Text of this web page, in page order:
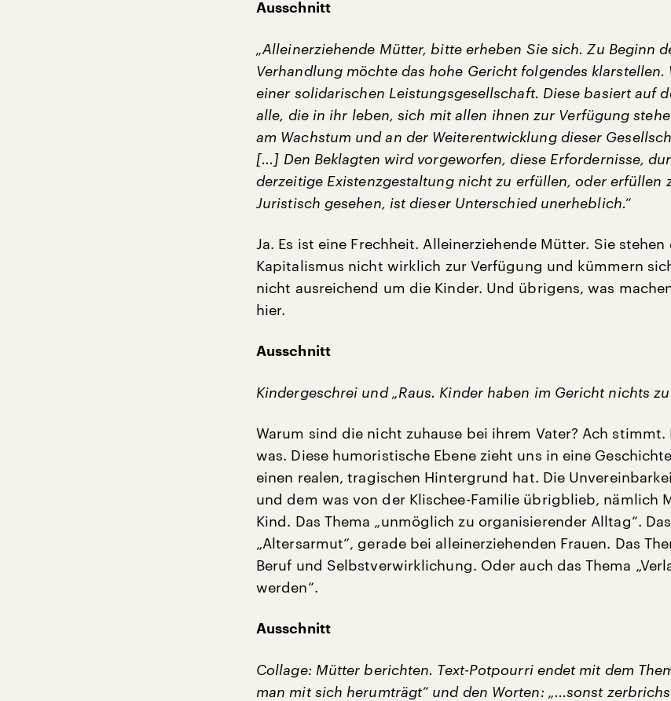
Ausschnitt
„Alleinerziehende Mütter, bitte erheben Sie sich. Zu Beginn
Verhandlung möchte das hohe Gericht folgendes klarstellen.
einer solidarischen Leistungsgesellschaft. Diese basiert auf
alle, die in ihr leben, sich mit allen ihnen zur Verfügung
am Wachstum und an der Weiterentwicklung dieser
[...] Den Beklagten wird vorgeworfen, diese Erfordernisse,
derzeitige Existenzgestaltung nicht zu erfüllen, oder erfüllen
Juristisch gesehen, ist dieser Unterschied unerheblich.“
Ja. Es ist eine Frechheit. Alleinerziehende Mütter. Sie stehen
Kapitalismus nicht wirklich zur Verfügung und kümmern
nicht ausreichend um die Kinder. Und übrigens, was
hier.
Ausschnitt
Kindergeschrei und „Raus. Kinder haben im Gericht nichts zu
Warum sind die nicht zuhause bei ihrem Vater? Ach stimmt.
was. Diese humoristische Ebene zieht uns in eine
einen realen, tragischen Hintergrund hat. Die
und dem was von der Klischee-Familie übrigblieb, nämlich
Kind. Das Thema „unmöglich zu organisierender Alltag“.
„Altersarmut“, gerade bei alleinerziehenden Frauen. Das
Beruf und Selbstverwirklichung. Oder auch das Thema
werden“.
Ausschnitt
Collage: Mütter berichten. Text-Potpourri endet mit dem
man mit sich herumträgt“ und den Worten: „...sonst